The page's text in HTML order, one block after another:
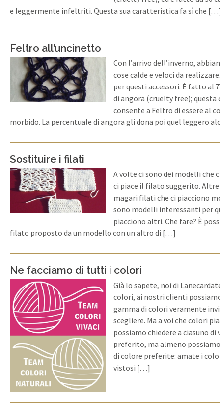
e leggermente infeltriti. Questa sua caratteristica fa sì che
Feltro all’uncinetto
Con l’arrivo dell’inverno,
cose calde e veloci da
per questi accessori. È fatto al
di angora (cruelty free); questa
consente a Feltro di essere al
morbido. La percentuale di angora gli dona poi quel leggero
Sostituire i filati
A volte ci sono dei modelli che
ci piace il filato suggerito.
magari filati che ci piacciono
sono modelli interessanti per
piacciono altri. Che fare? È
filato proposto da un modello con un altro di […]
Ne facciamo di tutti i colori
Già lo sapete, noi di
colori, ai nostri clienti
gamma di colori veramente
scegliere. Ma a voi che colori
possiamo chiedere a ciasuno di
preferito, ma almeno
di colore preferite: amate i
vistosi […]